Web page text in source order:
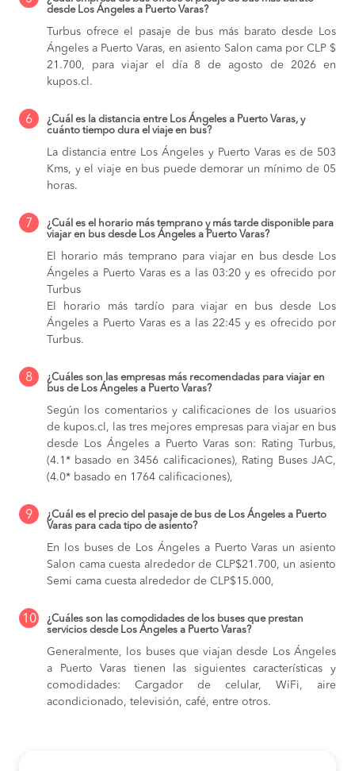
desde Los Ángeles a Puerto Varas?
Turbus ofrece el pasaje de bus más barato desde Los
Ángeles a Puerto Varas, en asiento Salon cama por CLP $
21.700, para viajar el día 8 de agosto de 2026 en
kupos.cl.
6
¿Cuál es la distancia entre Los Ángeles a Puerto Varas, y
cuánto tiempo dura el viaje en bus?
La distancia entre Los Ángeles y Puerto Varas es de 503
Kms, y el viaje en bus puede demorar un mínimo de 05
horas.
7
¿Cuál es el horario más temprano y más tarde disponible para
viajar en bus desde Los Ángeles a Puerto Varas?
El horario más temprano para viajar en bus desde Los
Ángeles a Puerto Varas es a las 03:20 y es ofrecido por
Turbus
El horario más tardío para viajar en bus desde Los
Ángeles a Puerto Varas es a las 22:45 y es ofrecido por
Turbus.
8
¿Cuáles son las empresas más recomendadas para viajar en
bus de Los Ángeles a Puerto Varas?
Según los comentarios y calificaciones de los usuarios
de kupos.cl, las tres mejores empresas para viajar en bus
desde Los Ángeles a Puerto Varas son: Rating Turbus,
(4.1* basado en 3456 calificaciones), Rating Buses JAC,
(4.0* basado en 1764 calificaciones),
9
¿Cuál es el precio del pasaje de bus de Los Ángeles a Puerto
Varas para cada tipo de asiento?
En los buses de Los Ángeles a Puerto Varas un asiento
Salon cama cuesta alrededor de CLP$21.700, un asiento
Semi cama cuesta alrededor de CLP$15.000,
10
¿Cuáles son las comodidades de los buses que prestan
servicios desde Los Ángeles a Puerto Varas?
Generalmente, los buses que viajan desde Los Ángeles
a Puerto Varas tienen las siguientes características y
comodidades: Cargador de celular, WiFi, aire
acondicionado, televisión, café, entre otros.